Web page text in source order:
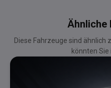
Ähnliche
Diese Fahrzeuge sind ähnlich
könnten Sie